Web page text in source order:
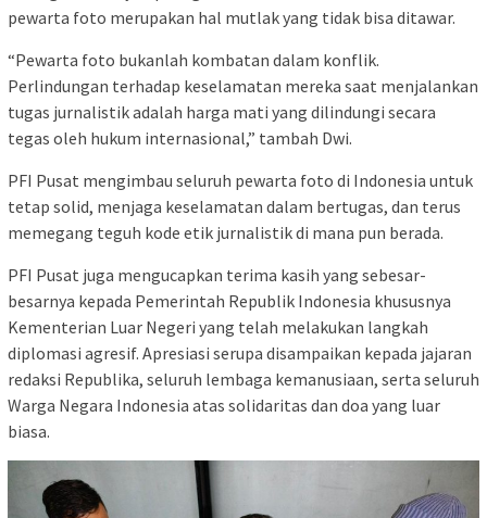
pewarta foto merupakan hal mutlak yang tidak bisa ditawar.
“Pewarta foto bukanlah kombatan dalam konflik.
Perlindungan terhadap keselamatan mereka saat menjalankan
tugas jurnalistik adalah harga mati yang dilindungi secara
tegas oleh hukum internasional,” tambah Dwi.
PFI Pusat mengimbau seluruh pewarta foto di Indonesia untuk
tetap solid, menjaga keselamatan dalam bertugas, dan terus
memegang teguh kode etik jurnalistik di mana pun berada.
PFI Pusat juga mengucapkan terima kasih yang sebesar-
besarnya kepada Pemerintah Republik Indonesia khususnya
Kementerian Luar Negeri yang telah melakukan langkah
diplomasi agresif. Apresiasi serupa disampaikan kepada jajaran
redaksi Republika, seluruh lembaga kemanusiaan, serta seluruh
Warga Negara Indonesia atas solidaritas dan doa yang luar
biasa.